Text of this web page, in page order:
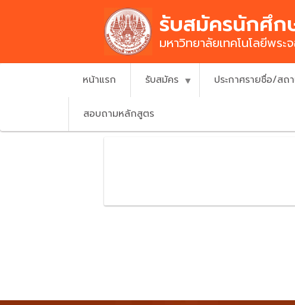
รับสมัครนักศึก
มหาวิทยาลัยเทคโนโลยีพระ
หน้าแรก รับสมัคร ประกาศรายชื่อ/ส
สอบถามหลักสูตร